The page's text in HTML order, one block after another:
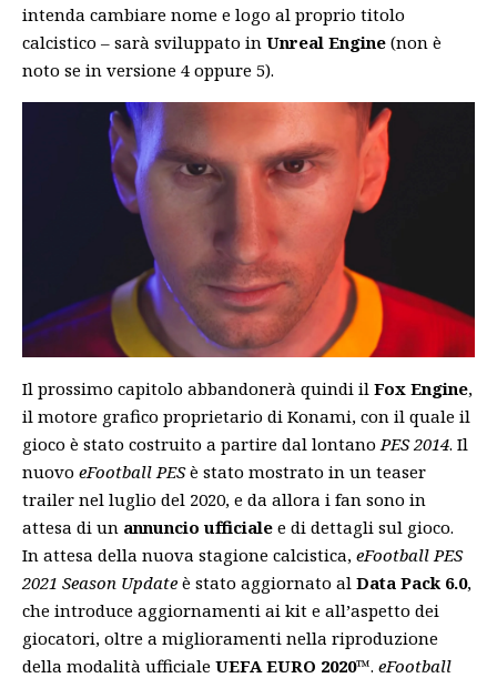
intenda cambiare nome e logo al proprio titolo
calcistico – sarà sviluppato in Unreal Engine (non è
noto se in versione 4 oppure 5).
Il prossimo capitolo abbandonerà quindi il Fox Engine,
il motore grafico proprietario di Konami, con il quale il
gioco è stato costruito a partire dal lontano PES 2014. Il
nuovo eFootball PESè stato mostrato in un teaser
trailer nel luglio del 2020, e da allora i fan sono in
attesa di un annuncio ufficiale e di dettagli sul gioco.
In attesa della nuova stagione calcistica, eFootball PES
2021 Season Update è stato aggiornato al Data Pack 6.0,
che introduce aggiornamenti ai kit e all’aspetto dei
giocatori, oltre a miglioramenti nella riproduzione
della modalità ufficiale UEFA EURO 2020™. eFootball